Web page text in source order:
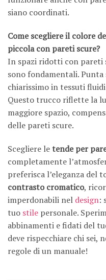
siano coordinati.
Come scegliere il colore
piccola con pareti scure?
In spazi ridotti con pareti
sono fondamentali.
chiarissimo in tessuti
Questo trucco riflette la
maggiore spazio,
delle pareti scure.
Scegliere letende per
completamente
preferisca l’eleganza del
contrasto cromatico,
imperdonabili nel design:
tuo stile personale.
abbinamenti e fidati del
deve rispecchiare chi sei,
regole di un manuale!